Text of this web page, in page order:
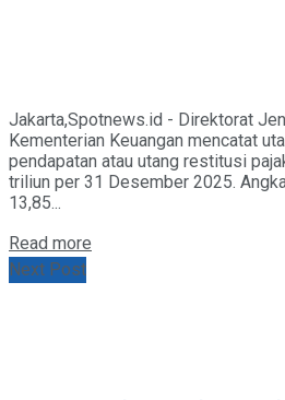
Jakarta,Spotnews.id - Direktorat
Kementerian Keuangan mencatat
pendapatan atau utang restitusi
triliun per 31 Desember 2025.
13,85...
Read more
Next Post